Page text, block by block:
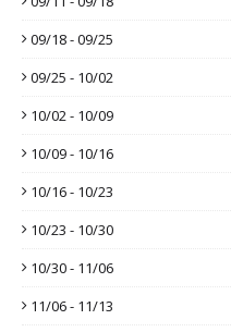
09/18 - 09/25
09/25 - 10/02
10/02 - 10/09
10/09 - 10/16
10/16 - 10/23
10/23 - 10/30
10/30 - 11/06
11/06 - 11/13